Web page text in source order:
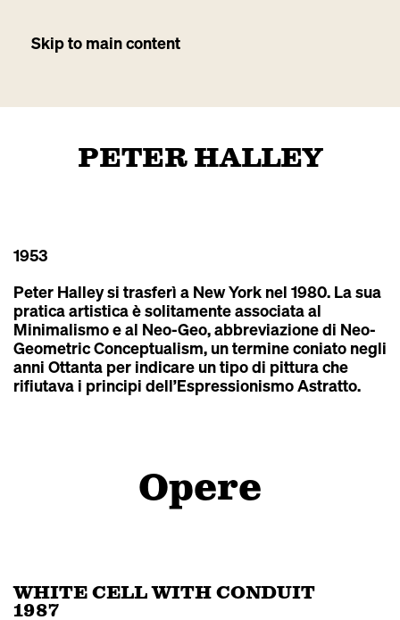
Skip to main content
PETER HALLEY
1953
Peter Halley si trasferì a New York nel 1980. La sua
pratica artistica è solitamente associata al
Minimalismo e al Neo-Geo, abbreviazione di Neo-
Geometric Conceptualism, un termine coniato negli
anni Ottanta per indicare un tipo di pittura che
rifiutava i principi dell’Espressionismo Astratto.
Opere
WHITE CELL WITH CONDUIT
1987